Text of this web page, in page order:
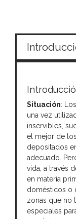
Situación:
una vez
inservibles,
el mejor de
depositados
adecuado.
vida, a través
en materia
domésticos o
zonas que no
especiales